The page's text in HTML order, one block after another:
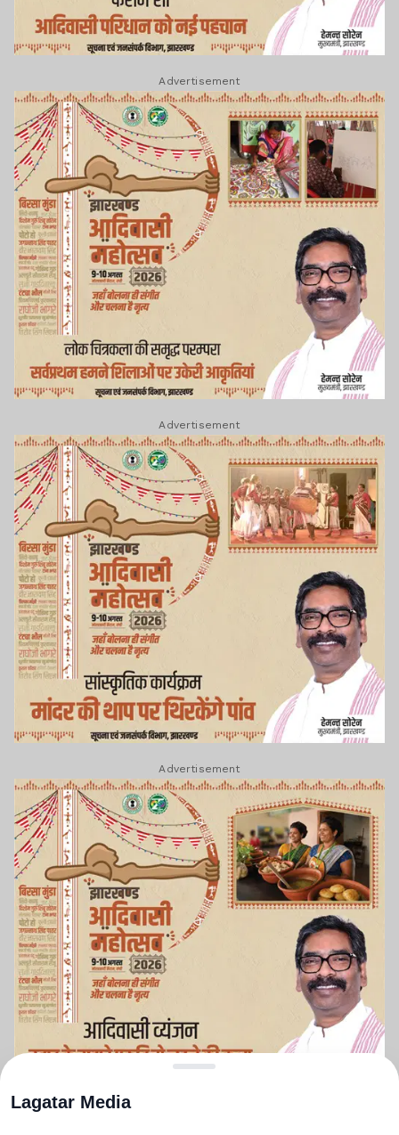
Advertisement
Advertisement
Advertisement
Lagatar Media